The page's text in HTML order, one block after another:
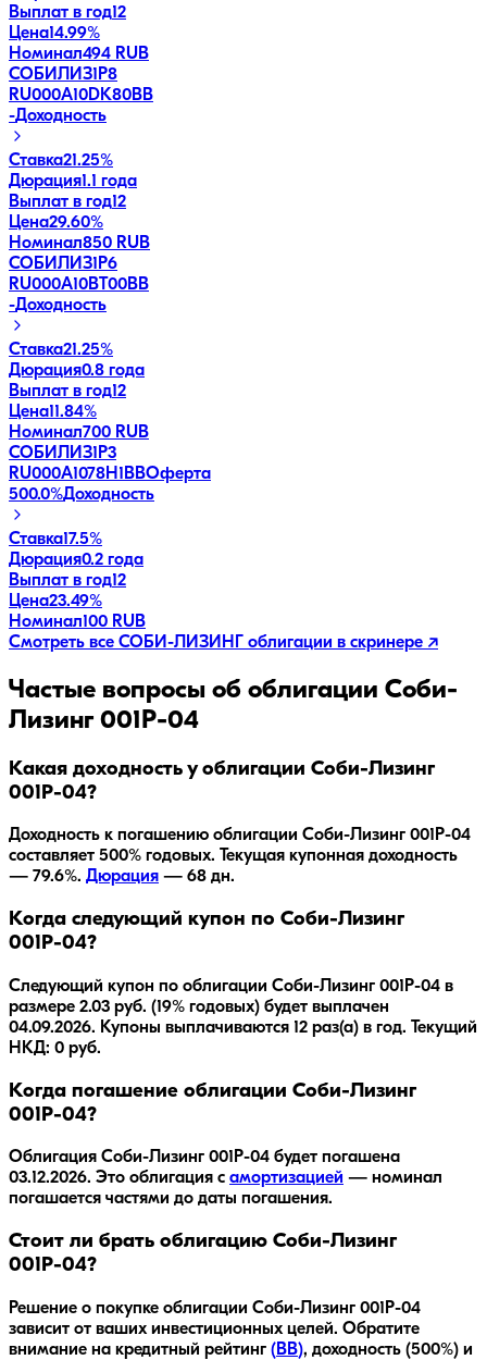
Выплат в год12
Цена14.99%
Номинал494 RUB
СОБИЛИЗ1Р8
RU000A10DK80BB
-Доходность
Ставка21.25%
Дюрация1.1 года
Выплат в год12
Цена29.60%
Номинал850 RUB
СОБИЛИЗ1Р6
RU000A10BT00BB
-Доходность
Ставка21.25%
Дюрация0.8 года
Выплат в год12
Цена11.84%
Номинал700 RUB
СОБИЛИЗ1Р3
RU000A1078H1 BBОферта
500.0%Доходность
Ставка17.5%
Дюрация0.2 года
Выплат в год12
Цена23.49%
Номинал100 RUB
Смотреть все СОБИ-ЛИЗИНГ облигации в скринере ↗
Частые вопросы об облигации Соби-
Лизинг 001Р-04
Какая доходность у облигации Соби-Лизинг
001Р-04?
Доходность к погашению облигации Соби-Лизинг 001Р-04
составляет 500% годовых. Текущая купонная доходность
— 79.6%. Дюрация — 68 дн.
Когда следующий купон по Соби-Лизинг
001Р-04?
Следующий купон по облигации Соби-Лизинг 001Р-04 в
размере 2.03 руб. (19% годовых) будет выплачен
04.09.2026. Купоны выплачиваются 12 раз(а) в год. Текущий
НКД: 0 руб.
Когда погашение облигации Соби-Лизинг
001Р-04?
Облигация Соби-Лизинг 001Р-04 будет погашена
03.12.2026. Это облигация с амортизацией — номинал
погашается частями до даты погашения.
Стоит ли брать облигацию Соби-Лизинг
001Р-04?
Решение о покупке облигации Соби-Лизинг 001Р-04
зависит от ваших инвестиционных целей. Обратите
внимание на кредитный рейтинг ( BB), доходность (500%) и